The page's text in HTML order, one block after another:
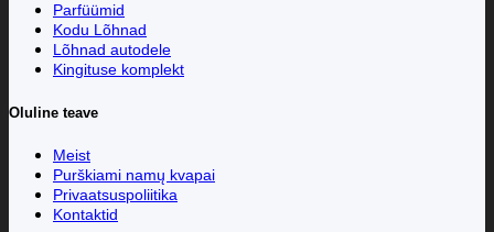
Parfüümid
Kodu Lõhnad
Lõhnad autodele
Kingituse komplekt
Oluline teave
Meist
Purškiami namų kvapai
Privaatsuspoliitika
Kontaktid